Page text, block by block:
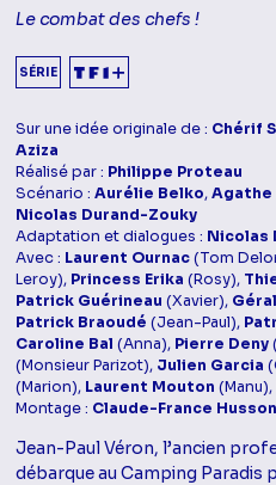
Le combat des chefs !
SÉRIE
Sur une idée originale de : Chérif
Aziza
Réalisé par : Philippe Proteau
Scénario :Aurélie Belko,Agathe
Nicolas Durand-Zouky
Adaptation et dialogues : Nicolas
Avec : Laurent Ournac(Tom
Leroy), Princess Erika (Rosy),
Patrick Guérineau (Xavier),
Patrick Braoudé (Jean-Paul),
Caroline Bal (Anna), Pierre Deny
(Monsieur Parizot), Julien Garcia
(Marion), Laurent Mouton (Manu),
Montage : Claude-France Husson
Jean-Paul Véron, l’ancien
débarque au Camping Paradis